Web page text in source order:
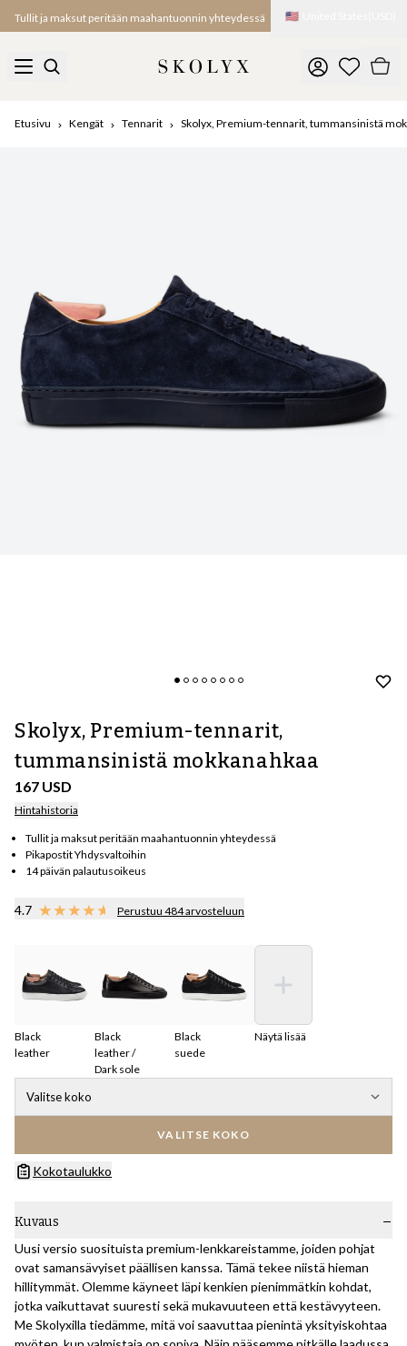
Tullit ja maksut peritään maahantuonnin yhteydessä 🇺🇸
Etusivu Kengät Tennarit Skolyx, Premium-tennarit, tummansinistä
Skolyx, Premium-tennarit,
tummansinistä mokkanahkaa
167 USD
Hintahistoria
Tullit ja maksut peritään maahantuonnin yhteydessä
Pikapostit Yhdysvaltoihin
14 päivän palautusoikeus
4.7 Perustuu 484 arvosteluun
Black
leather
Black
leather /
Dark sole
Black
suede
Näytä lisää
Valitse koko
VALITSE KOKO
Kokotaulukko
Kuvaus
Uusi versio suosituista premium-lenkkareistamme, joiden pohjat
ovat samansävyiset päällisen kanssa. Tämä tekee niistä hieman
hillitymmät. Olemme käyneet läpi kenkien pienimmätkin kohdat,
jotka vaikuttavat suuresti sekä mukavuuteen että kestävyyteen.
Me Skolyxilla tiedämme, mitä voi saavuttaa pienintä yksityiskohtaa